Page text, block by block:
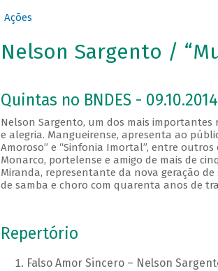
Ações
Nelson Sargento /
Quintas no BNDES - 09.10.2014
Nelson Sargento, um dos mais importantes
e alegria. Mangueirense, apresenta ao
Amoroso” e “Sinfonia Imortal”, entre
Monarco, portelense e amigo de mais de
Miranda, representante da nova geração
de samba e choro com quarenta anos de
Repertório
Falso Amor Sincero – Nelson